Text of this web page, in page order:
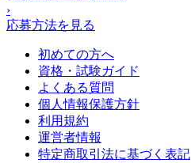
›
応募方法を見る
初めての方へ
資格・試験ガイド
よくある質問
個人情報保護方針
利用規約
運営者情報
特定商取引法に基づく表記